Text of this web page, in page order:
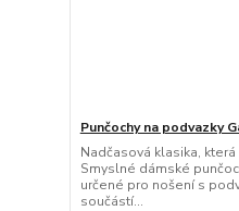
Punčochy na podvazky
Nadčasová klasika,
Smyslné dámské
určené pro nošení s
součástí...